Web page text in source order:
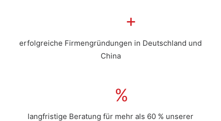
+
erfolgreiche Firmen­gründungen in Deutschland und
China
%
langfristige Beratung für mehr als 60 % unserer